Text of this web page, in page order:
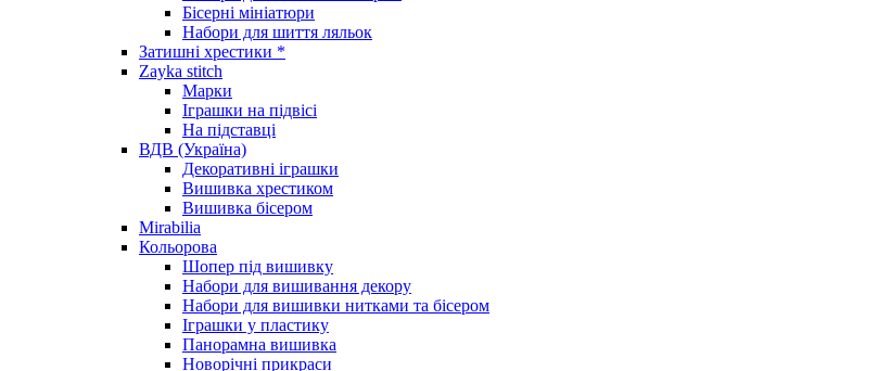
Бісерні мініатюри
Набори для шиття ляльок
Затишні хрестики *
Zayka stitch
Марки
Іграшки на підвісі
На підставці
ВДВ (Україна)
Декоративні іграшки
Вишивка хрестиком
Вишивка бісером
Mirabilia
Кольорова
Шопер під вишивку
Набори для вишивання декору
Набори для вишивки нитками та бісером
Іграшки у пластику
Панорамна вишивка
Новорічні прикраси